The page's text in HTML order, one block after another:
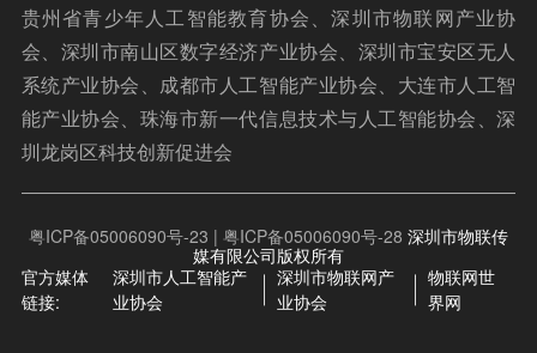
贵州省青少年人工智能教育协会、深圳市物联网产业协
会、深圳市南山区数字经济产业协会、深圳市宝安区无人
系统产业协会、成都市人工智能产业协会、大连市人工智
能产业协会、珠海市新一代信息技术与人工智能协会、深
圳龙岗区科技创新促进会
粤ICP备05006090号-23 | 粤ICP备05006090号-28 深圳市物联传
媒有限公司版权所有
官方媒体
链接:
深圳市人工智能产
业协会
深圳市物联网产
业协会
物联网世
界网